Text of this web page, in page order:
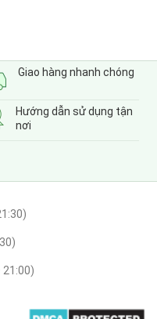
Giao hàng nhanh chóng
Hướng dẫn sử dụng tận
nơi
21:00)